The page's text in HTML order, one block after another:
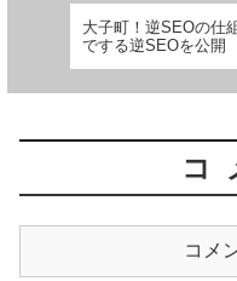
大子町！逆SEOの仕
でする逆SEOを公開
コ
コメ